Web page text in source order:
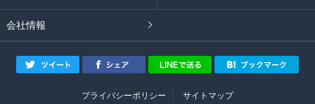
会社情報
プライバシーポリシー サイトマップ